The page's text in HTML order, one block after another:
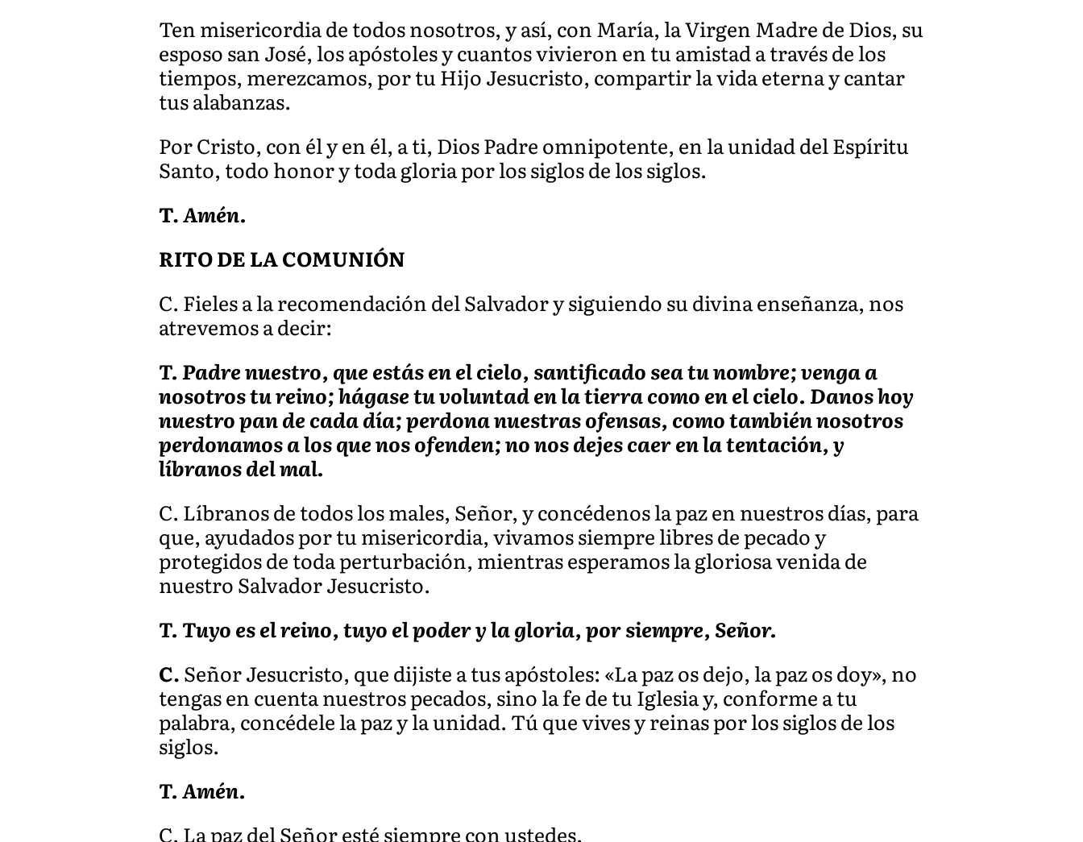
Ten misericordia de todos nosotros, y así, con María, la Virgen Madre de Dios, su
esposo san José, los apóstoles y cuantos vivieron en tu amistad a través de los
tiempos, merezcamos, por tu Hijo Jesucristo, compartir la vida eterna y cantar
tus alabanzas.
Por Cristo, con él y en él, a ti, Dios Padre omnipotente, en la unidad del Espíritu
Santo, todo honor y toda gloria por los siglos de los siglos.
T.Amén.
RITO DE LA COMUNIÓN
C. Fieles a la recomendación del Salvador y siguiendo su divina enseñanza, nos
atrevemos a decir:
T. Padre nuestro, que estás en el cielo, santificado sea tu nombre; venga a
nosotros tu reino; hágase tu voluntad en la tierra como en el cielo. Danos hoy
nuestro pan de cada día; perdona nuestras ofensas, como también nosotros
perdonamos a los que nos ofenden; no nos dejes caer en la tentación, y
líbranos del mal.
C. Líbranos de todos los males, Señor, y concédenos la paz en nuestros días, para
que, ayudados por tu misericordia, vivamos siempre libres de pecado y
protegidos de toda perturbación, mientras esperamos la gloriosa venida de
nuestro Salvador Jesucristo.
T. Tuyo es el reino, tuyo el poder y la gloria, por siempre, Señor.
C.Señor Jesucristo, que dijiste a tus apóstoles: «La paz os dejo, la paz os doy», no
tengas en cuenta nuestros pecados, sino la fe de tu Iglesia y, conforme a tu
palabra, concédele la paz y la unidad. Tú que vives y reinas por los siglos de los
siglos.
T. Amén.
C. La paz del Señor esté siempre con ustedes.